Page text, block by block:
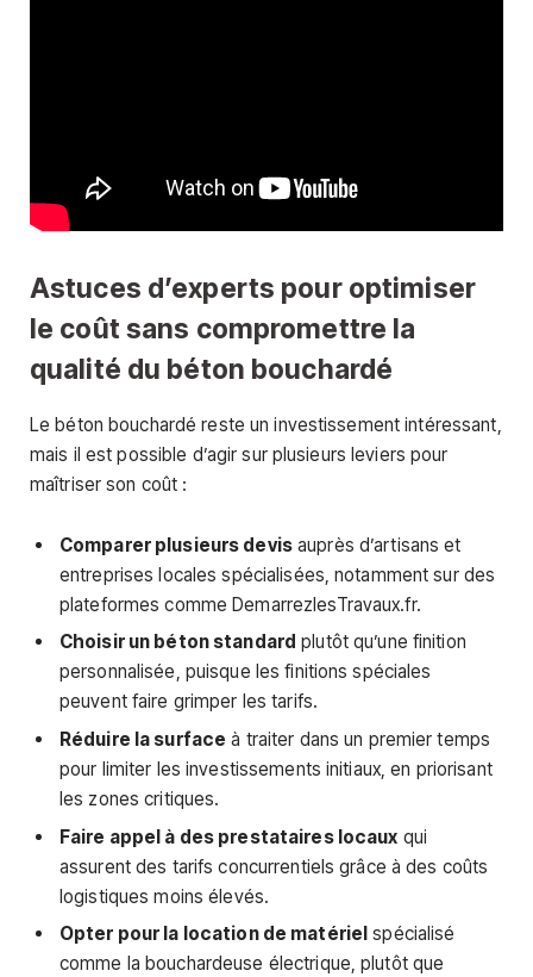
Astuces d’experts pour optimiser
le coût sans compromettre la
qualité du béton bouchardé
Le béton bouchardé reste un investissement intéressant,
mais il est possible d’agir sur plusieurs leviers pour
maîtriser son coût :
Comparer plusieurs devisauprès d’artisans et
entreprises locales spécialisées, notamment sur des
plateformes comme DemarrezlesTravaux.fr.
Choisir un béton standard plutôt qu’une finition
personnalisée, puisque les finitions spéciales
peuvent faire grimper les tarifs.
Réduire la surface à traiter dans un premier temps
pour limiter les investissements initiaux, en priorisant
les zones critiques.
Faire appel à des prestataires locaux qui
assurent des tarifs concurrentiels grâce à des coûts
logistiques moins élevés.
Opter pour la location de matériel spécialisé
comme la bouchardeuse électrique, plutôt que